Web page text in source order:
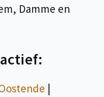
Damme en
|